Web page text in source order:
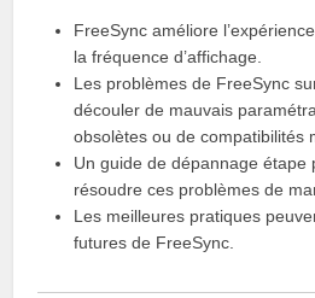
FreeSync améliore
la fréquence d’affichage.
Les problèmes de FreeSync
découler de mauvais
obsolètes ou de compatibilités
Un guide de dépannage étape
résoudre ces problèmes de
Les meilleures pratiques
futures de FreeSync.